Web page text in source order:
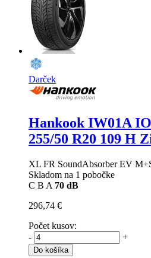
Darček
Hankook IW01A
255/50 R20 109 H
XL FR SoundAbsorber EV
Skladom na 1 pobočke
C B A 70 dB
296,74 €
Počet kusov:
-
+
Do košíka